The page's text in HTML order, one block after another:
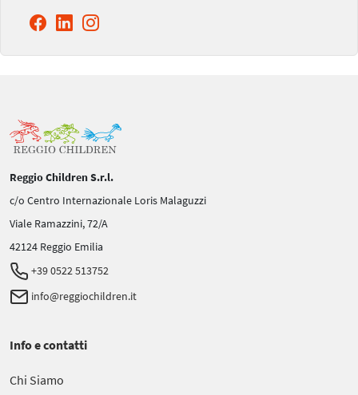
Reggio Children S.r.l.
c/o Centro Internazionale Loris Malaguzzi
Viale Ramazzini, 72/A
42124 Reggio Emilia
+39 0522 513752
info@reggiochildren.it
Info e contatti
Chi Siamo